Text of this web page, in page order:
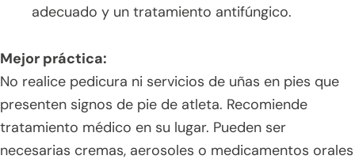
adecuado y un tratamiento antifúngico.
Mejor práctica:
No realice pedicura ni servicios de uñas en pies que
presenten signos de pie de atleta. Recomiende
tratamiento médico en su lugar. Pueden ser
necesarias cremas, aerosoles o medicamentos orales